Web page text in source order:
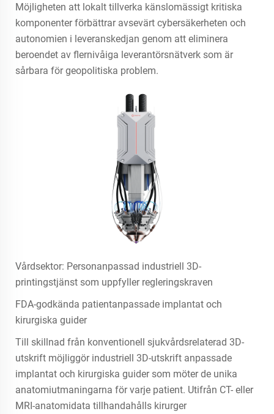
Möjligheten att lokalt tillverka känslomässigt kritiska
komponenter förbättrar avsevärt cybersäkerheten och
autonomien i leveranskedjan genom att eliminera
beroendet av flernivåiga leverantörsnätverk som är
sårbara för geopolitiska problem.
Vårdsektor: Personanpassad industriell 3D-
printingstjänst som uppfyller regleringskraven
FDA-godkända patientanpassade implantat och
kirurgiska guider
Till skillnad från konventionell sjukvårdsrelaterad 3D-
utskrift möjliggör industriell 3D-utskrift anpassade
implantat och kirurgiska guider som möter de unika
anatomiutmaningarna för varje patient. Utifrån CT- eller
MRI-anatomidata tillhandahålls kirurger